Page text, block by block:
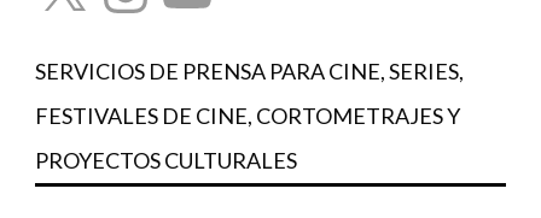
SERVICIOS DE PRENSA PARA CINE, SERIES,
FESTIVALES DE CINE, CORTOMETRAJES Y
PROYECTOS CULTURALES